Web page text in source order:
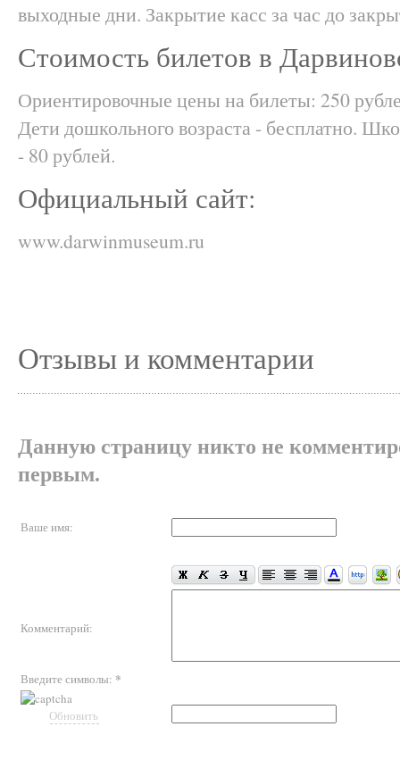
выходные дни. Закрытие касс за час до
Стоимость билетов в
Ориентировочные цены на билеты: 250
Дети дошкольного возраста - бесплатно.
- 80 рублей.
Официальный сайт:
www.darwinmuseum.ru
Отзывы и комментарии
Данную страницу никто не
первым.
Ваше имя:
Комментарий:
Введите символы: *
Обновить